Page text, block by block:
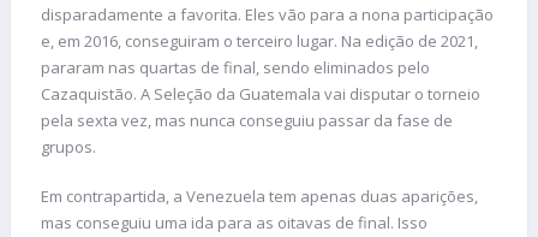
disparadamente a favorita. Eles vão para a nona participação
e, em 2016, conseguiram o terceiro lugar. Na edição de 2021,
pararam nas quartas de final, sendo eliminados pelo
Cazaquistão. A Seleção da Guatemala vai disputar o torneio
pela sexta vez, mas nunca conseguiu passar da fase de
grupos.
Em contrapartida, a Venezuela tem apenas duas aparições,
mas conseguiu uma ida para as oitavas de final. Isso